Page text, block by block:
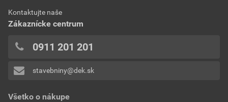
Aktuálna predajná porovnávacia cena po zľave 10% z
cenníkovej ceny
8,43 EUR
bez DPH za bm
Pridávať hodnotenie môže iba prihlásený užívateľ.
Všetko o nákupe
Kontaktujte naše
Zákaznícke centrum
0911 201 201
stavebniny@dek.sk